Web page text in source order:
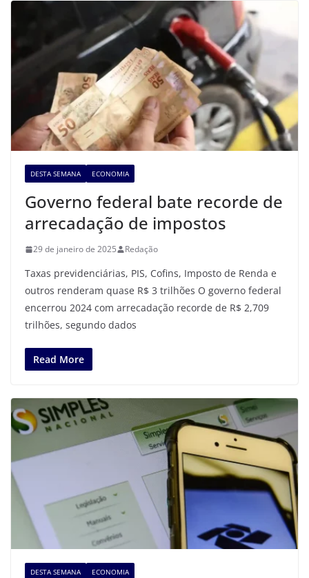
DESTA SEMANA ECONOMIA
Governo federal bate recorde de
arrecadação de impostos
29 de janeiro de 2025 Redação
Taxas previdenciárias, PIS, Cofins, Imposto de Renda e
outros renderam quase R$ 3 trilhões O governo federal
encerrou 2024 com arrecadação recorde de R$ 2,709
trilhões, segundo dados
Read More
DESTA SEMANA ECONOMIA